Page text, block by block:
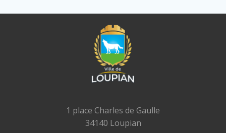
1 place Charles de Gaulle
34140 Loupian